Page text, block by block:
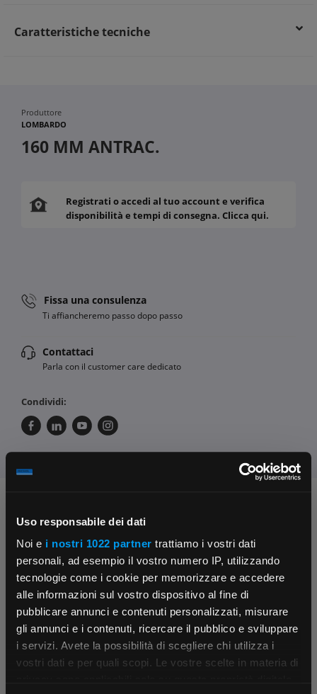
Uso responsabile dei dati
Noi e i nostri 1022 partner trattiamo i vostri dati
personali, ad esempio il vostro numero IP, utilizzando
tecnologie come i cookie per memorizzare e accedere
alle informazioni sul vostro dispositivo al fine di
pubblicare annunci e contenuti personalizzati, misurare
gli annunci e i contenuti, ricercare il pubblico e sviluppare
i servizi. Avete la possibilità di scegliere chi utilizza i
vostri dati e per quali scopi. Le vostre scelte in materia di
×
Caratteristiche tecniche
Produttore
LOMBARDO
160 MM ANTRAC.
Registrati o accedi al tuo account e verifica
disponibilità e tempi di consegna. Clicca qui.
Fissa una consulenza
Ti affiancheremo passo dopo passo
Contattaci
Parla con il customer care dedicato
Condividi:
Contattaci
Parla con il customer care dedicato
Fissa una consulenza
Ti affiancheremo passo dopo passo